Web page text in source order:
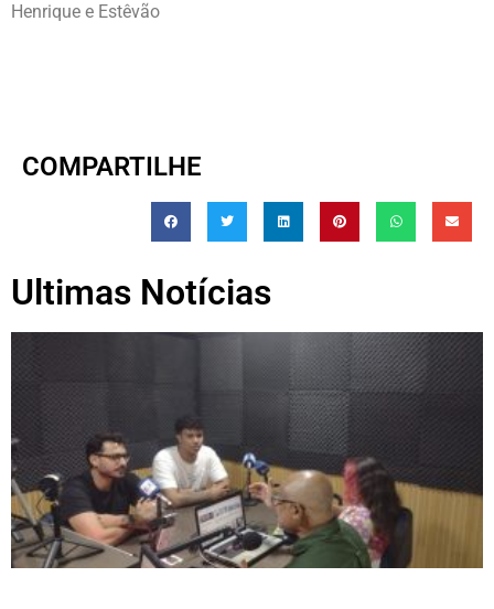
Henrique e Estêvão
COMPARTILHE
Ultimas Notícias